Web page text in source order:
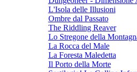
L'Isola delle Illusioni
Ombre dal Passato
The Riddling Reaver
Lo Stregone della
La Rocca del Male
La Foresta Maledetta
Il Porto della Morte